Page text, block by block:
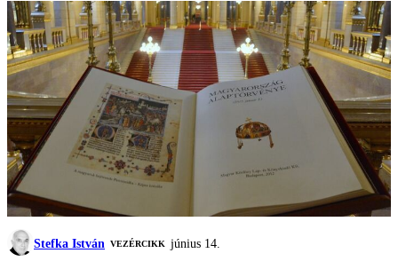
Stefka István VEZÉRCIKK június 14.